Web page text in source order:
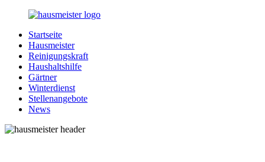
Zurück
Inhalt
Hausmeister.de
Alles
rund
Ihren
Haushalt
Startseite
Hausmeister
Reinigungskraft
Haushaltshilfe
Gärtner
Winterdienst
Stellenangebote
News